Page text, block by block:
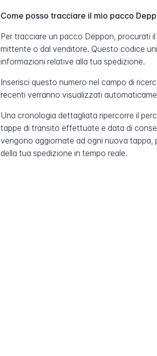
Come posso tracciare il mio pacco
Per tracciare un pacco Deppon, procurati
mittente o dal venditore. Questo codice
informazioni relative alla tua spedizione.
Inserisci questo numero nel campo di
recenti verranno visualizzati
Una cronologia dettagliata ripercorre il
tappe di transito effettuate e data di
vengono aggiornate ad ogni nuova
della tua spedizione in tempo reale.